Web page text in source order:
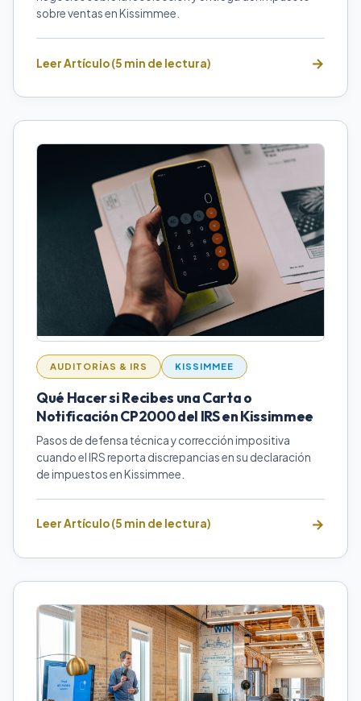
sobre ventas en Kissimmee.
Leer Artículo (5 min de lectura)
AUDITORÍAS & IRS KISSIMMEE
Qué Hacer si Recibes una Carta o
Notificación CP2000 del IRS en Kissimmee
Pasos de defensa técnica y corrección impositiva
cuando el IRS reporta discrepancias en su declaración
de impuestos en Kissimmee.
Leer Artículo (5 min de lectura)